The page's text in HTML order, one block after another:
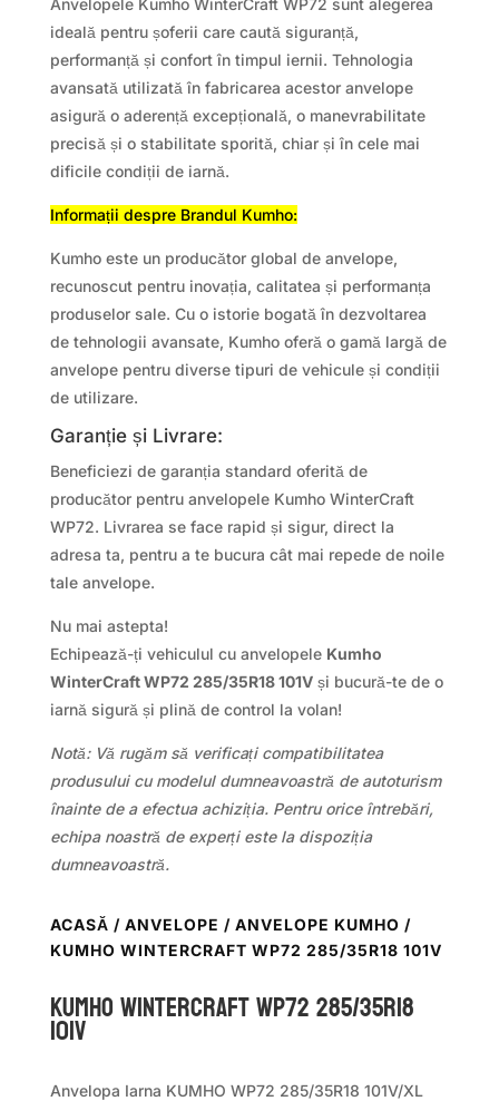
ideală pentru șoferii care caută siguranță,
performanță și confort în timpul iernii. Tehnologia
avansată utilizată în fabricarea acestor anvelope
asigură o aderență excepțională, o manevrabilitate
precisă și o stabilitate sporită, chiar și în cele mai
dificile condiții de iarnă.
Informații despre Brandul Kumho:
Kumho este un producător global de anvelope,
recunoscut pentru inovația, calitatea și performanța
produselor sale. Cu o istorie bogată în dezvoltarea
de tehnologii avansate, Kumho oferă o gamă largă de
anvelope pentru diverse tipuri de vehicule și condiții
de utilizare.
Garanție și Livrare:
Beneficiezi de garanția standard oferită de
producător pentru anvelopele Kumho WinterCraft
WP72. Livrarea se face rapid și sigur, direct la
adresa ta, pentru a te bucura cât mai repede de noile
tale anvelope.
Nu mai astepta!
Echipează-ți vehiculul cu anvelopele Kumho
WinterCraft WP72 285/35R18 101Vși bucură-te de o
iarnă sigură și plină de control la volan!
Notă: Vă rugăm să verificați compatibilitatea
produsului cu modelul dumneavoastră de autoturism
înainte de a efectua achiziția. Pentru orice întrebări,
echipa noastră de experți este la dispoziția
dumneavoastră.
ACASĂ / ANVELOPE / ANVELOPE KUMHO /
KUMHO WINTERCRAFT WP72 285/35R18 101V
Kumho WINTERCRAFT WP72 285/35R18
101V
Anvelopa Iarna KUMHO WP72 285/35R18 101V/XL